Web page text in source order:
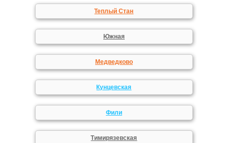
Теплый Стан
Южная
Медведково
Кунцевская
Фили
Тимирязевская